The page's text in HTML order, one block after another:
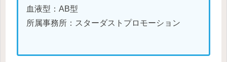
血液型：AB型
所属事務所：スターダストプロモーション